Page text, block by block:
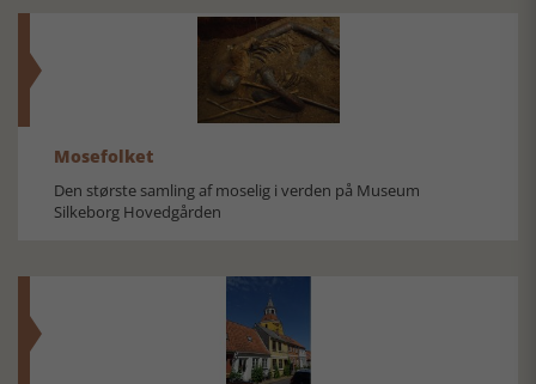
Mosefolket
Den største samling af moselig i verden på Museum
Silkeborg Hovedgården